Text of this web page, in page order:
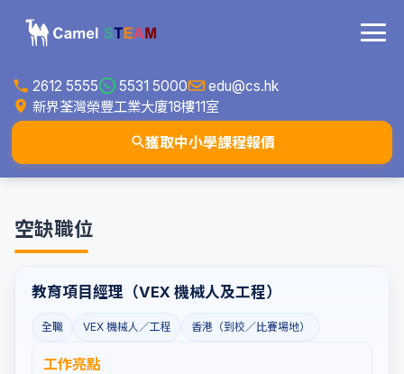
2612 5555 5531 5000
edu@cs.hk
新界荃灣榮豐工業大廈18樓11室
獲取中小學課程報價
空缺職位
教育項目經理（VEX 機械人及工程）
全職 VEX 機械人／工程 香港（到校／比賽場地）
工作亮點